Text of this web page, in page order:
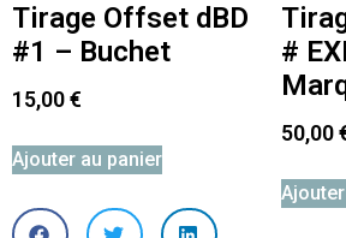
Tirage Offset dBD
#1 – Buchet
15,00€
Ajouter au panier
#
50,00